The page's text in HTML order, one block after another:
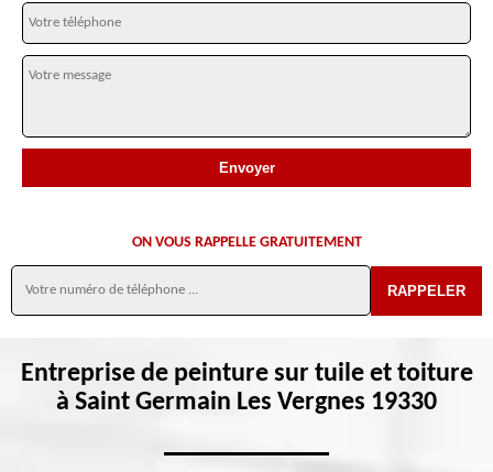
ON VOUS RAPPELLE GRATUITEMENT
Entreprise de peinture sur tuile et toiture
à Saint Germain Les Vergnes 19330